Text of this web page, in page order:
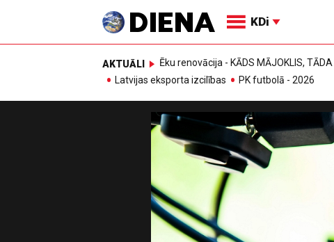
KDi
AKTUĀLI Ēku renovācija - KĀDS MĀJOKLIS,
Latvijas eksporta izcilības
PK futbolā - 2026